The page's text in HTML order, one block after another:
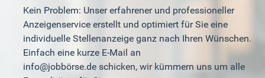
Kein Problem: Unser erfahrener und professioneller
Anzeigenservice erstellt und optimiert für Sie eine
individuelle Stellenanzeige ganz nach Ihren Wünschen.
Einfach eine kurze E-Mail an
info@jobbörse.de schicken, wir kümmern uns um alle